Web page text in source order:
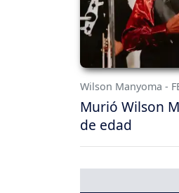
Wilson Manyoma -
Murió Wilson
de edad